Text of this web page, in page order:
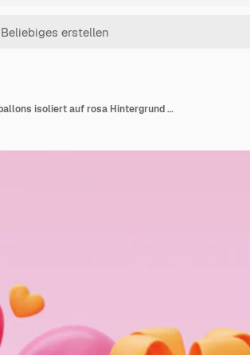
3D-Geschenkbox mit herzförmigen Luftballons isoliert auf rosa Hintergrund Elementdekor für Valentinstag, Muttertag oder Geburtstag 3D-Rendering